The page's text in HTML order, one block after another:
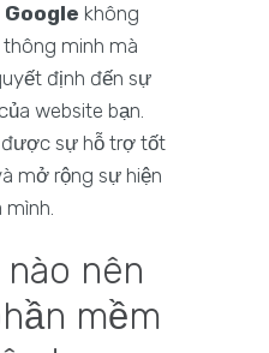
Google không
minh mà
định đến sự
website bạn.
sự hỗ trợ tốt
mở rộng sự hiện
nên
mềm